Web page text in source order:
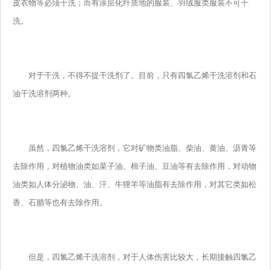
皮衣物等必须干洗；而有涂层化纤质地的服装、羽绒服类服装不可干
洗。
对于干洗，不得不提干洗剂了。目前，只有四氯乙烯干洗溶剂和石
油干洗溶剂两种。
虽然，四氯乙烯干洗溶剂，它对矿物类油脂、柴油、黄油、沥青等
去除作用，对植物油类如菜子油、棉子油、豆油等有去除作用，对动物
油类如人体分泌物、油、汗、牛狸羊等油脂有去除作用，对其它类如松
香、石腊等也有去除作用。
但是，四氯乙烯干洗溶剂，对于人体伤害比较大，长期接触四氯乙